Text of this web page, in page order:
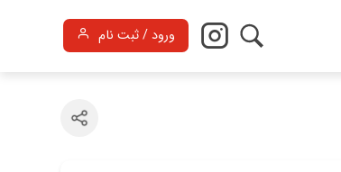
ورود / ثبت نام